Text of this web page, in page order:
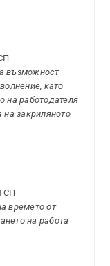
възможност
като
на работодателя
на закриляното
времето от
на работа